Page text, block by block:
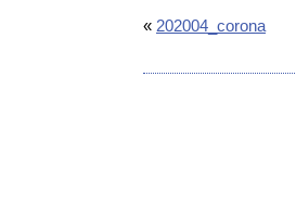
« 202004_corona